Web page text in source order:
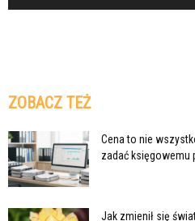
ZOBACZ TEŻ
Cena to nie
zadać księgowemu
Jak zmienił się